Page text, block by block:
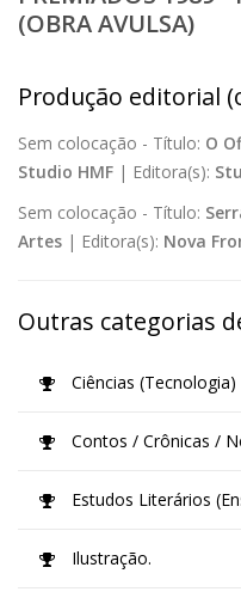
(OBRA AVULSA)
Produção editorial
Sem colocação - Título: O
Studio HMF | Editora(s):
Sem colocação - Título:
Artes | Editora(s): Nova
Outras categorias
Ciências (Tecnologia)
Contos / Crônicas /
Estudos Literários
Ilustração.